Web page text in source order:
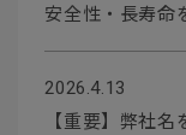
安全性・長寿命
2026.4.13
【重要】弊社